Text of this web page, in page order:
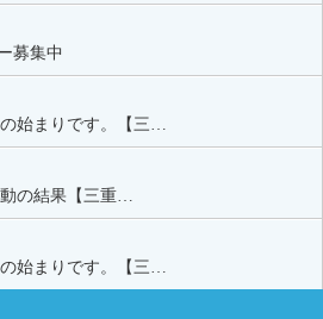
募集中
始まりです。【三…
の結果【三重…
始まりです。【三…